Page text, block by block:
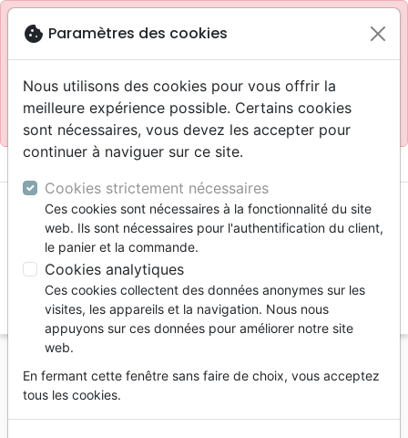
blockSite réservé aux professionnels
Accès pour les professionnels : Se connecter
Site pour le grand public : La Maison de la Bible
menu
Vous ne pouvez pas créer de nouvelle commande
depuis votre pays (United States).
cookie Paramètres des cookies
Nous utilisons des cookies pour vous offrir la
meilleure expérience possible. Certains cookies
sont nécessaires, vous devez les accepter pour
continuer à naviguer sur ce site.
Cookies strictement nécessaires
Ces cookies sont nécessaires à la fonctionnalité du site
web. Ils sont nécessaires pour l'authentification du client,
le panier et la commande.
Cookies analytiques
Ces cookies collectent des données anonymes sur les
visites, les appareils et la navigation. Nous nous
appuyons sur ces données pour améliorer notre site
web.
En fermant cette fenêtre sans faire de choix, vous acceptez
tous les cookies.